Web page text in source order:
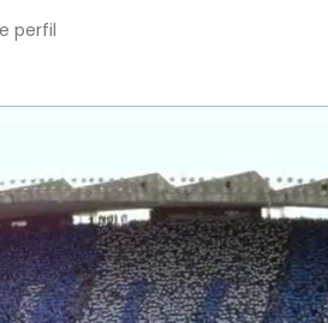
perfil